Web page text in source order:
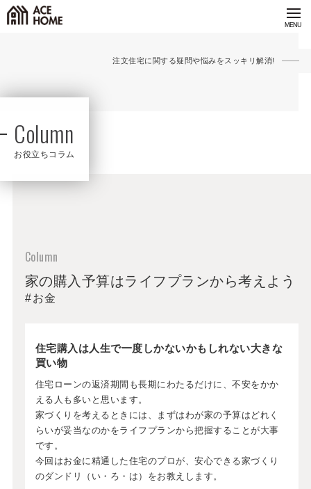
注文住宅に関する疑問や悩みをスッキリ解消!
Column
お役立ちコラム
家の購入予算はライフプランから考えよう
お金
住宅購入は人生で一度しかないかもしれない大きな
買い物
住宅ローンの返済期間も長期にわたるだけに、不安をかか
える人も多いと思います。
家づくりを考えるときには、まずはわが家の予算はどれく
らいが妥当なのかをライフプランから把握することが大事
です。
今回はお金に精通した住宅のプロが、安心できる家づくり
のダンドリ（い・ろ・は）をお教えします。